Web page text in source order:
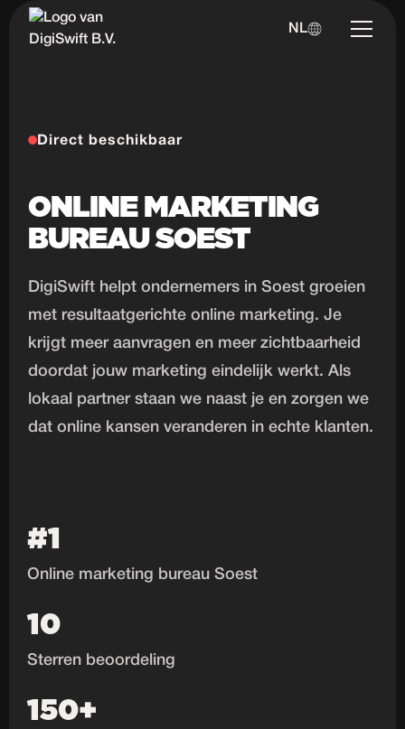
NL
Direct beschikbaar
ONLINE MARKETING
BUREAU SOEST
DigiSwift helpt ondernemers in Soest groeien
met resultaatgerichte online marketing. Je
krijgt meer aanvragen en meer zichtbaarheid
doordat jouw marketing eindelijk werkt. Als
lokaal partner staan we naast je en zorgen we
dat online kansen veranderen in echte klanten.
#1
Online marketing bureau Soest
10
Sterren beoordeling
150+